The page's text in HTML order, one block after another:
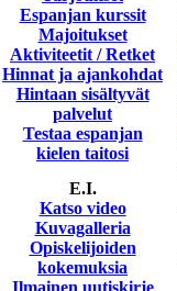
Espanjan kurssit
Majoitukset
Aktiviteetit / Retket
Hinnat ja ajankohdat
Hintaan sisältyvät
palvelut
Testaa espanjan
kielen taitosi
E.I.
Katso video
Kuvagalleria
Opiskelijoiden
kokemuksia
Ilmainen uutiskirje